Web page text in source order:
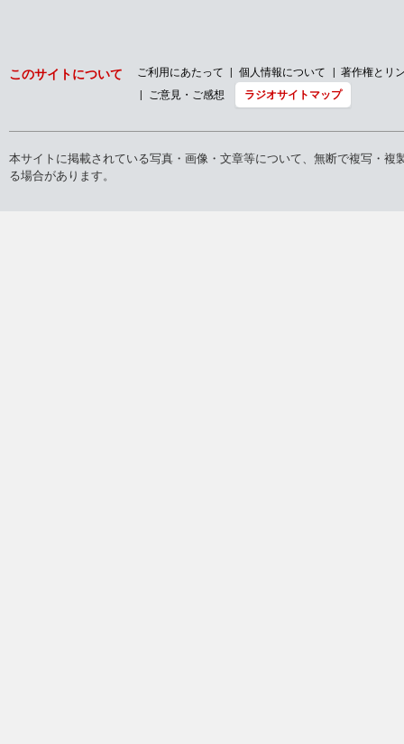
このサイトについて ご利用にあたって 個人情報について
著作権とリ
ご意見・ご感想
ラジオサイトマップ
本サイトに掲載されている写真・画像・文章等について、無断で複写・
る場合があります。